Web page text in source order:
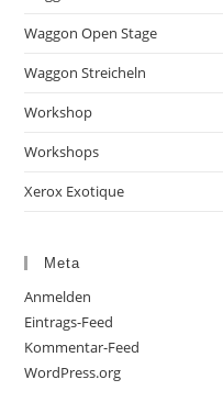
Waggon Open Stage
Waggon Streicheln
Workshop
Workshops
Xerox Exotique
Meta
Anmelden
Eintrags-Feed
Kommentar-Feed
WordPress.org